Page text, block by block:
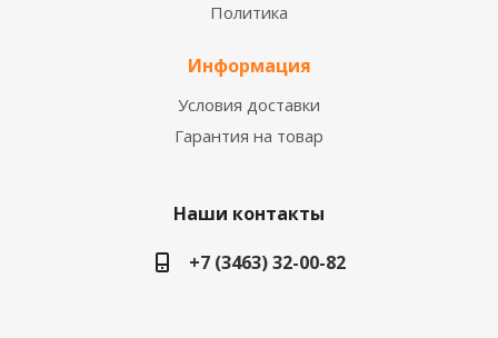
Политика
Информация
Условия доставки
Гарантия на товар
Наши контакты
+7 (3463) 32-00-82